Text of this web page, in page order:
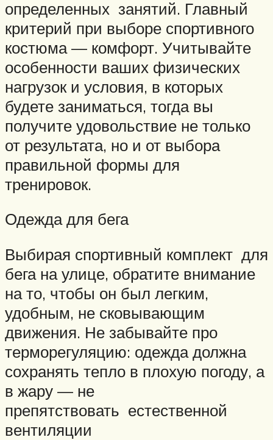
определенных занятий. Главный
критерий при выборе спортивного
костюма — комфорт. Учитывайте
особенности ваших физических
нагрузок и условия, в которых
будете заниматься, тогда вы
получите удовольствие не только
от результата, но и от выбора
правильной формы для
тренировок.
Одежда для бега
Выбирая спортивный комплект для
бега на улице, обратите внимание
на то, чтобы он был легким,
удобным, не сковывающим
движения. Не забывайте про
терморегуляцию: одежда должна
сохранять тепло в плохую погоду, а
в жару — не
препятствовать естественной
вентиляции